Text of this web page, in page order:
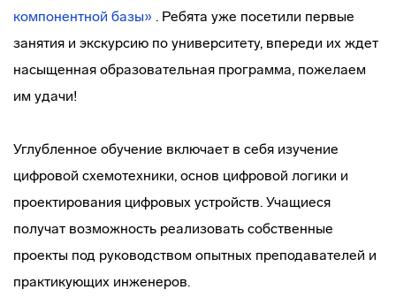
компонентной базы» . Ребята уже посетили первые
занятия и экскурсию по университету, впереди их ждет
насыщенная образовательная программа, пожелаем
им удачи!
Углубленное обучение включает в себя изучение
цифровой схемотехники, основ цифровой логики и
проектирования цифровых устройств. Учащиеся
получат возможность реализовать собственные
проекты под руководством опытных преподавателей и
практикующих инженеров.